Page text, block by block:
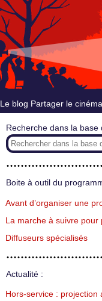
Le blog Partager le cinéma
Recherche dans la base
Boite à outil du
Avant d’organiser une
La marche à suivre pour
Diffuseurs spécialisés
Actualité :
Hors-service : projection